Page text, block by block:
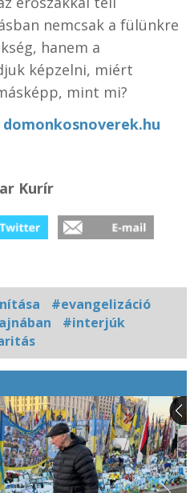
nemcsak a fülünkre
hanem a
képzelni, miért
mint mi?
domonkosnoverek.hu
Kurír
#evangelizáció
#interjúk